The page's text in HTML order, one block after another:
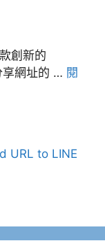
創新的
享網址的 … 閱
URL to LINE